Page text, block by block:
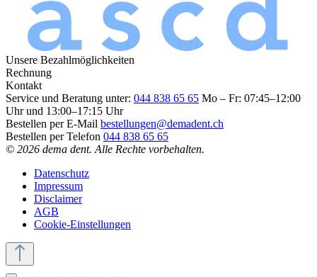
Unsere Bezahlmöglichkeiten
Rechnung
Kontakt
Service und Beratung unter: 044 838 65 65 Mo – Fr: 07:45–12:00
Uhr und 13:00–17:15 Uhr
Bestellen per E-Mail bestellungen@demadent.ch
Bestellen per Telefon 044 838 65 65
© 2026 dema dent. Alle Rechte vorbehalten.
Datenschutz
Impressum
Disclaimer
AGB
Cookie-Einstellungen